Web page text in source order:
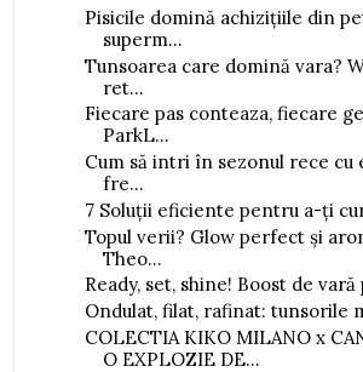
Pisicile domină achizițiile din
superm...
Tunsoarea care domină vara?
ret...
Fiecare pas conteaza, fiecare
ParkL...
Cum să intri în sezonul rece cu
fre...
7 Soluții eficiente pentru a-ți
Topul verii? Glow perfect și
Theo...
Ready, set, shine! Boost de
Ondulat, filat, rafinat: tunsorile
COLECTIA KIKO MILANO x
O EXPLOZIE DE...